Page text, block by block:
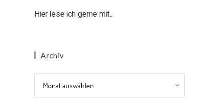
Hier lese ich gerne mit...
Archiv